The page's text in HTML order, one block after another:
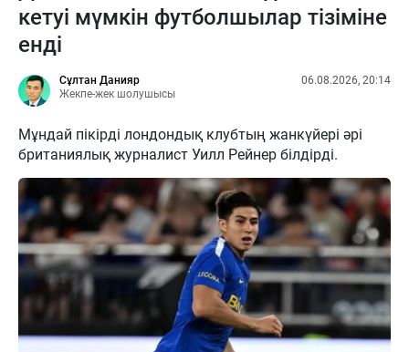
кетуі мүмкін футболшылар тізіміне
енді
Сұлтан Данияр
Жекпе-жек шолушысы
06.08.2026, 20:14
Мұндай пікірді лондондық клубтың жанкүйері әрі
британиялық журналист Уилл Рейнер білдірді.